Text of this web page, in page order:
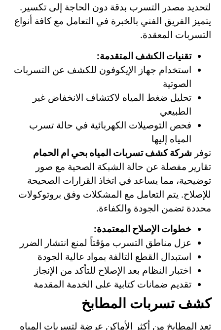
لتحديد مصدر التسرب بدقة دون الحاجة إلى تكسير.
يتميز الفريق الفني بالخبرة في التعامل مع كافة أنواع
التسربات المعقدة.
تقنيات الكشف المتقدمة:
استخدام جهاز الإيكوفون للكشف عن التسربات
الصوتية
تحليل ضغط المياه لاكتشاف الانخفاض غير
الطبيعي
فحص التوصيلات الكهربائية في حالة تسرب
المياه إليها
توفر شركة كشف تسربات المياه بحي ام الحمام
تقارير مفصلة عن حالة الشبكة الصحية مع صور
توضيحية، مما يساعد في اتخاذ القرارات الصحيحة
للإصلاح. يتم التعامل مع المشكلات وفق بروتوكولات
محددة تضمن الجودة والكفاءة.
خطوات الإصلاح المعتمدة:
عزل مناطق التسرب مؤقتاً لمنع انتشار الضرر
استبدال القطع التالفة بمواد عالية الجودة
اختبار النظام بعد الإصلاح للتأكد من الإنجاز
تقديم ضمانات كتابية على الخدمة المقدمة
كشف تسربات المطابخ
تعد المطابخ من أكثر الأماكن عرضة لتسربات المياه